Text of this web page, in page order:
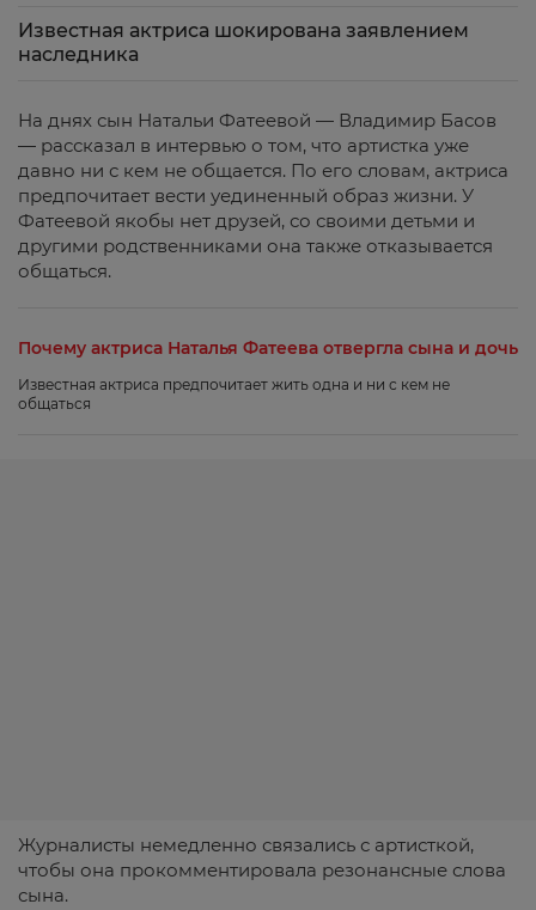
Известная актриса шокирована заявлением
наследника
На днях сын Натальи Фатеевой — Владимир Басов
— рассказал в интервью о том, что артистка уже
давно ни с кем не общается. По его словам, актриса
предпочитает вести уединенный образ жизни. У
Фатеевой якобы нет друзей, со своими детьми и
другими родственниками она также отказывается
общаться.
Почему актриса Наталья Фатеева отвергла сына и дочь
Известная актриса предпочитает жить одна и ни с кем не
общаться
Журналисты немедленно связались с артисткой,
чтобы она прокомментировала резонансные слова
сына.